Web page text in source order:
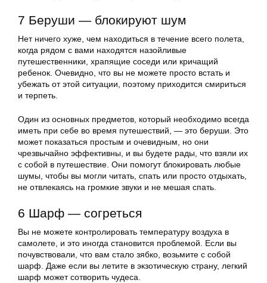
7 Беруши — блокируют шум
Нет ничего хуже, чем находиться в течение всего полета,
когда рядом с вами находятся назойливые
путешественники, храпящие соседи или кричащий
ребенок. Очевидно, что вы не можете просто встать и
убежать от этой ситуации, поэтому приходится смириться
и терпеть.
Один из основных предметов, который необходимо всегда
иметь при себе во время путешествий, — это беруши. Это
может показаться простым и очевидным, но они
чрезвычайно эффективны, и вы будете рады, что взяли их
с собой в путешествие. Они помогут блокировать любые
шумы, чтобы вы могли читать, спать или просто отдыхать,
не отвлекаясь на громкие звуки и не мешая спать.
6 Шарф — согреться
Вы не можете контролировать температуру воздуха в
самолете, и это иногда становится проблемой. Если вы
почувствовали, что вам стало зябко, возьмите с собой
шарф. Даже если вы летите в экзотическую страну, легкий
шарф может сотворить чудеса.